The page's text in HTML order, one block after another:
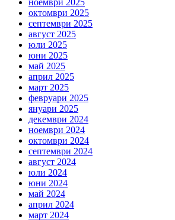
октомври 2025
септември 2025
август 2025
юли 2025
юни 2025
май 2025
април 2025
март 2025
февруари 2025
януари 2025
декември 2024
ноември 2024
октомври 2024
септември 2024
август 2024
юли 2024
юни 2024
май 2024
април 2024
март 2024